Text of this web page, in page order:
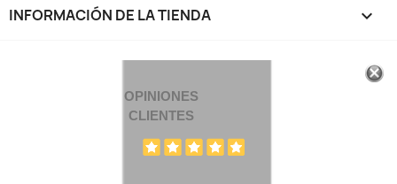
INFORMACIÓN DE LA TIENDA keyboard_arrow_down
OPINIONES
CLIENTES